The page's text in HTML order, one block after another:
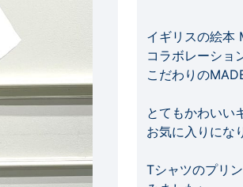
イギリスの絵本
コラボレーショ
こだわりの
とてもかわいい
お気に入りにな
Tシャツのプリ